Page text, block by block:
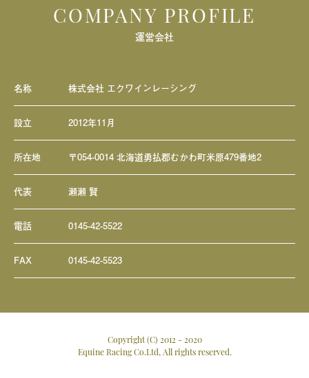
COMPANY PROFILE
運営会社
名称 株式会社 エクワインレーシング
設立 2012年11月
所在地 〒054-0014 北海道勇払郡むかわ町米原479番地2
代表 瀬瀬 賢
電話 0145-42-5522
FAX 0145-42-5523
Copyright (C) 2012 - 2020
Equine Racing Co.Ltd, All rights reserved.